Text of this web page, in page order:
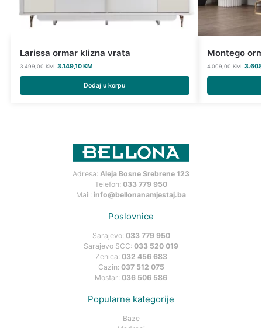
Larissa ormar klizna vrata
3.499,00KM 3.149,10KM
Dodaj u korpu
Montego
4.009,00KM
Adresa: Aleja Bosne Srebrene 123
Telefon: 033 779 950
Mail: info@bellonanamjestaj.ba
Poslovnice
Sarajevo: 033 779 950
Sarajevo SCC: 033 520 019
Zenica: 032 456 683
Cazin: 037 512 075
Mostar: 036 506 586
Popularne kategorije
Baze